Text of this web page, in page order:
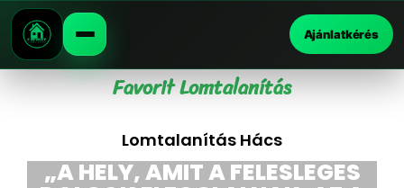
Ajánlatkérés
Favorit Lomtalanítás
Lomtalanítás Hács
„A HELY, AMIT A FELESLEGES